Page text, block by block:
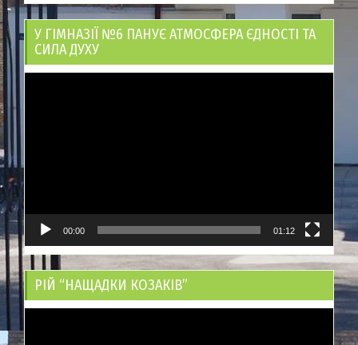
У ГІМНАЗІЇ №6 ПАНУЄ АТМОСФЕРА ЄДНОСТІ ТА
СИЛА ДУХУ
00:00 01:12
РІЙ “НАЩАДКИ КОЗАКІВ”